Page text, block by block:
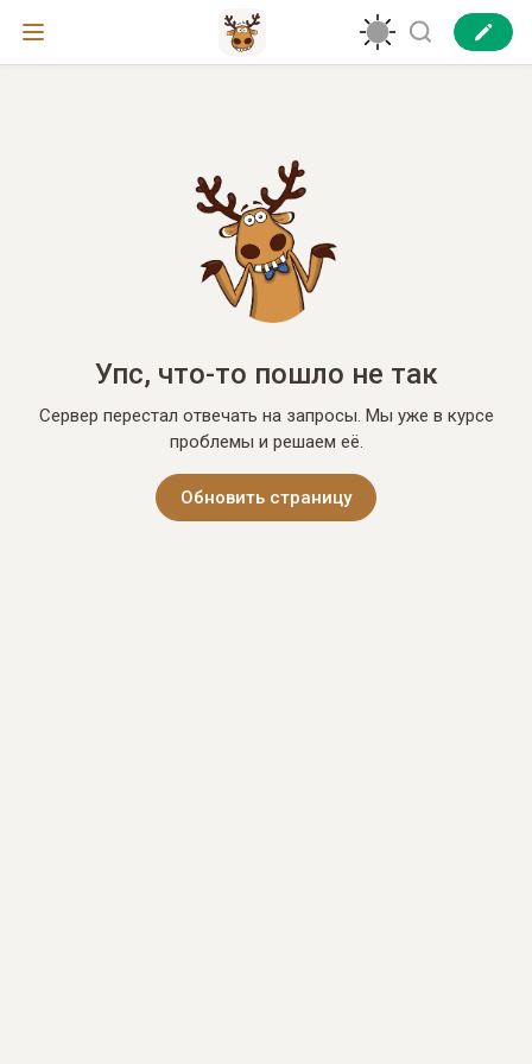
Упс, что-то пошло не так
Сервер перестал отвечать на запросы. Мы уже в курсе
проблемы и решаем её.
Обновить страницу